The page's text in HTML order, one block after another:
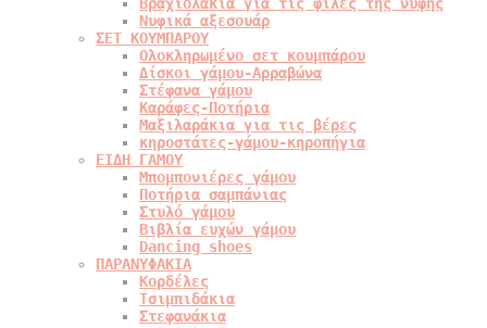
Νυφικά αξεσουάρ
ΣΕΤ ΚΟΥΜΠΑΡΟΥ
Ολοκληρωμένο σετ κουμπάρου
Δίσκοι γάμου-Αρραβώνα
Στέφανα γάμου
Καράφες-Ποτήρια
Μαξιλαράκια για τις βέρες
κηροστάτες-γάμου-κηροπήγια
ΕΙΔΗ ΓΑΜΟΥ
Μπομπονιέρες γάμου
Ποτήρια σαμπάνιας
Στυλό γάμου
Βιβλία ευχών γάμου
Dancing shoes
ΠΑΡΑΝΥΦΑΚΙΑ
Κορδέλες
Τσιμπιδάκια
Στεφανάκια